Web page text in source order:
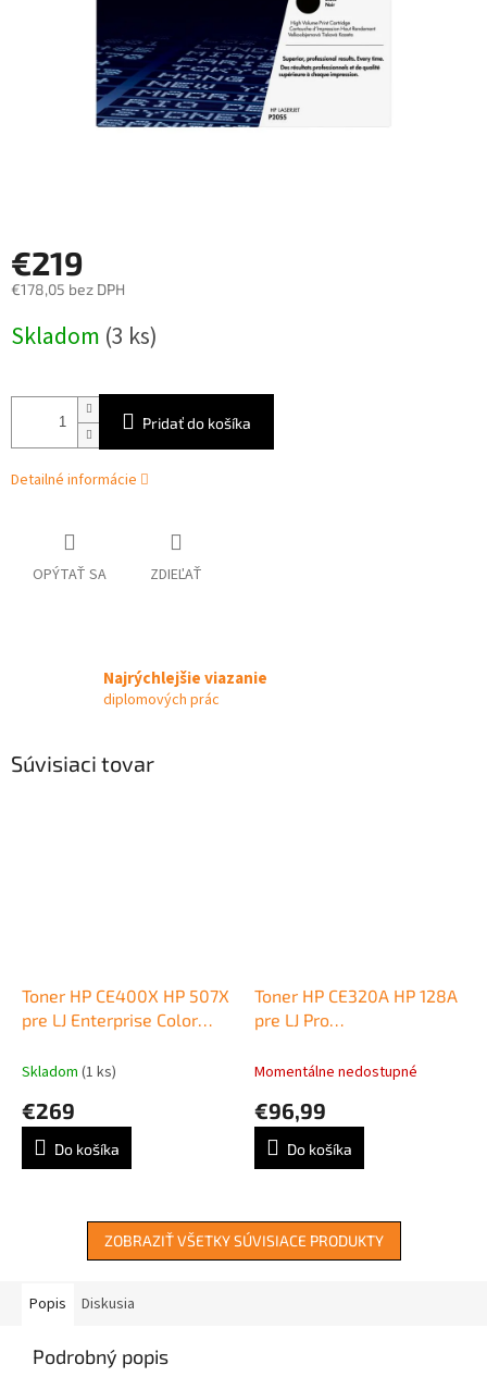
€219
€178,05 bez DPH
cena:
Skladom (3 ks)
Pridať do košíka
Detailné informácie
OPÝTAŤ SA ZDIEĽAŤ
Najrýchlejšie viazanie
diplomových prác
Súvisiaci tovar
Toner HP CE400X HP 507X
pre LJ Enterprise Color
(11.000 str.)
Skladom (1 ks)
€269
Do košíka
Toner HP CE320A HP 128A
pre LJ Pro
(2.000 str.)
Momentálne nedostupné
€96,99
Do košíka
ZOBRAZIŤ VŠETKY SÚVISIACE PRODUKTY
Popis Diskusia
Podrobný popis